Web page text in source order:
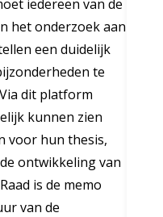
iedereen van de
het onderzoek aan
een duidelijk
te
dit platform
kunnen zien
voor hun thesis,
ontwikkeling van
is de memo
van de